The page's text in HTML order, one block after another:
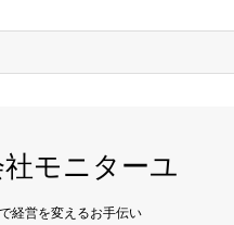
モニターユ
経営を変えるお手伝い